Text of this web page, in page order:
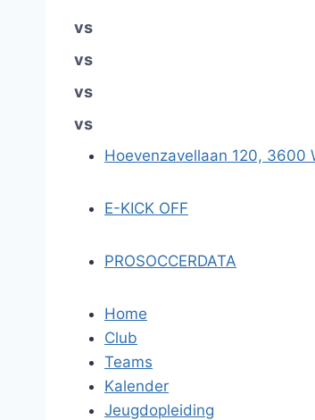
vs
vs
vs
vs
Hoevenzavellaan 120, 3600
E-KICK OFF
PROSOCCERDATA
Home
Club
Teams
Kalender
Jeugdopleiding